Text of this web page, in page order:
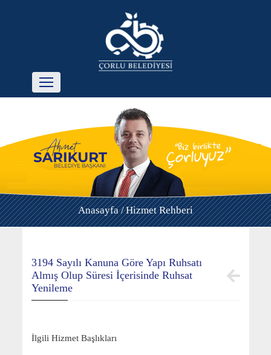
Anasayfa /Hizmet Rehberi
3194 Sayılı Kanuna Göre Yapı Ruhsatı
Almış Olup Süresi İçerisinde Ruhsat
Yenileme
İlgili Hizmet Başlıkları